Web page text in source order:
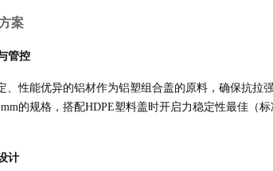
案
管控
、性能优异的铝材作为铝塑组合盖的原料，确保抗拉
的规格，搭配HDPE塑料盖时开启力稳定性最佳（
计